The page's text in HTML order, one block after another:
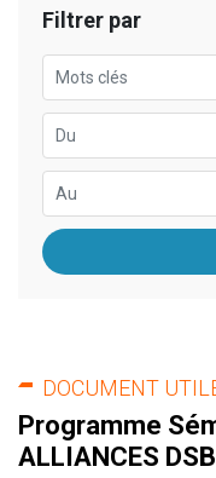
Filtrer par
DOCUMENT
Programme
ALLIANCES